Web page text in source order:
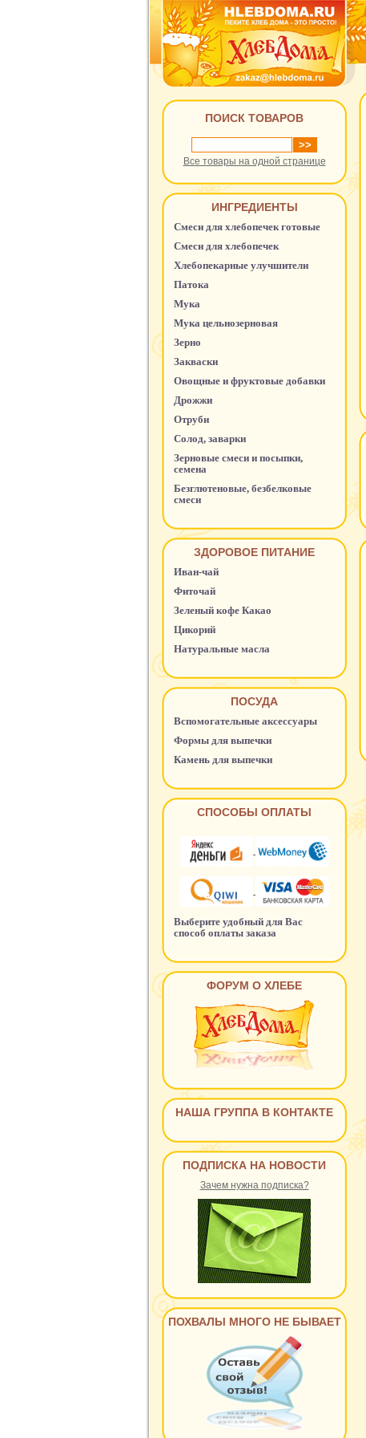
ПОИСК ТОВАРОВ
Все товары на одной странице
ИНГРЕДИЕНТЫ
Смеси для хлебопечек готовые
Смеси для хлебопечек
Хлебопекарные улучшители
Патока
Мука
Мука цельнозерновая
Зерно
Закваски
Овощные и фруктовые добавки
Дрожжи
Отруби
Солод, заварки
Зерновые смеси и посыпки,
семена
Безглютеновые, безбелковые
смеси
ЗДОРОВОЕ ПИТАНИЕ
Иван-чай
Фиточай
Зеленый кофе Какао
Цикорий
Натуральные масла
ПОСУДА
Вспомогательные аксессуары
Формы для выпечки
Камень для выпечки
СПОСОБЫ ОПЛАТЫ
Выберите удобный для Вас
способ оплаты заказа
ФОРУМ О ХЛЕБЕ
НАША ГРУППА В КОНТАКТЕ
ПОДПИСКА НА НОВОСТИ
Зачем нужна подписка?
ПОХВАЛЫ МНОГО НЕ БЫВАЕТ